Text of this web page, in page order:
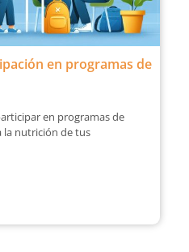
en programas de
en programas de
la nutrición de tus